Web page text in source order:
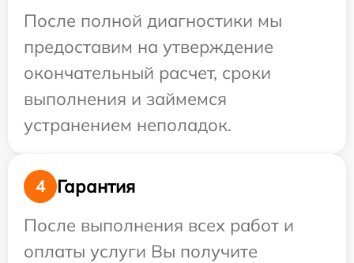
После полной диагностики мы
предоставим на утверждение
окончательный расчет, сроки
выполнения и займемся
устранением неполадок.
4
Гарантия
После выполнения всех работ и
оплаты услуги Вы получите